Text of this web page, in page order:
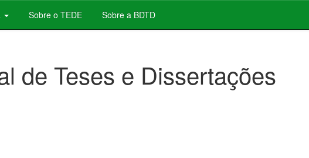
Sobre o TEDE Sobre a BDTD
de Teses e Dissertações